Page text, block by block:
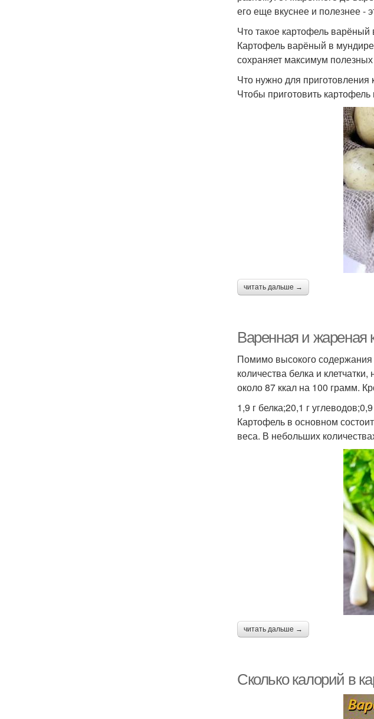
его еще вкуснее и полезнее -
Что такое картофель варёный
Картофель варёный в
сохраняет максимум
Что нужно для
Чтобы приготовить
читать дальше →
Варенная и жареная
Помимо высокого содержания
количества белка и
около 87 ккал на 100 грамм.
1,9 г белка;20,1 г
Картофель в основном
веса. В небольших
читать дальше →
Сколько калорий в